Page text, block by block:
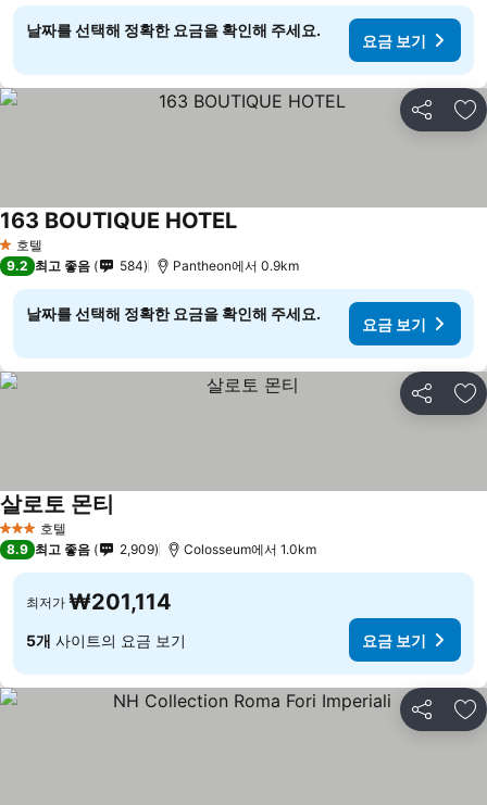
날짜를 선택해 정확한 요금을 확인해 주세요.
요금 보기
공유 즐
1 성급
호텔
163 BOUTIQUE HOTEL
9.2 최고 좋음 584 Pantheon에서 0.9km
날짜를 선택해 정확한 요금을 확인해 주세요.
요금 보기
공유 즐
3 성급 호텔
살로토 몬티
8.9 최고 좋음 2,909 Colosseum에서 1.0km
최저가 ₩201,114
5개 사이트의 요금 보기 요금 보기
공유 즐